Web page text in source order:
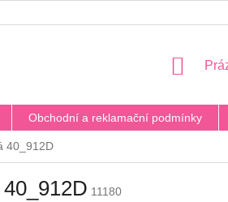
PODMÍNKY OCHRANY OSOBNÍCH
Obchodní a reklamační podmínky
40_912D
11180